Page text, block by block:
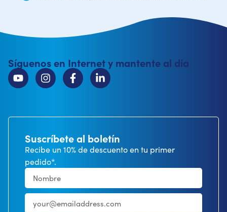
Síguenos en Internet y mantente al día
Suscríbete al boletín
Recibe un 10% de descuento en tu primer
pedido*.